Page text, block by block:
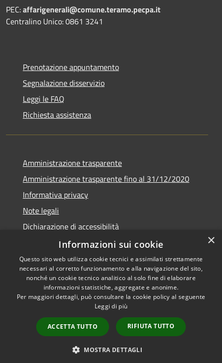
PEC:affarigenerali@comune.teramo.pecpa.it
Centralino Unico: 0861 3241
Prenotazione appuntamento
Segnalazione disservizio
Leggi le FAQ
Richiesta assistenza
Amministrazione trasparente
Amministrazione trasparente fino al 31/12/2020
Informativa privacy
Note legali
Dichiarazione di accessibilità
Accessibilità
Privacy
Mappa del sito
Area riservata ai
Copyright © 2026 • Comune di
Teramo • Powered by
Municipium• Accesso
×
Informazioni sui cookie
Questo sito web utilizza cookie tecnici e assimilati strettamente
necessari al corretto funzionamento e alla navigazione del sito,
nonché un cookie tecnico analitico al solo fine di elaborare
informazioni statistiche, aggregate e anonime.
Per maggiori dettagli, può consultare la cookie policy al seguente
Leggi di più
ACCETTA TUTTO RIFIUTA TUTTO
MOSTRA DETTAGLI